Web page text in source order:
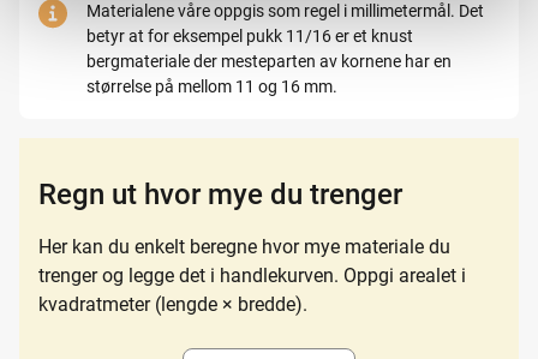
Materialene våre oppgis som regel i millimetermål. Det
betyr at for eksempel pukk 11/16 er et knust
bergmateriale der mesteparten av kornene har en
størrelse på mellom 11 og 16 mm.
Regn ut hvor mye du trenger
Her kan du enkelt beregne hvor mye materiale du
trenger og legge det i handlekurven. Oppgi arealet i
kvadratmeter (lengde × bredde).